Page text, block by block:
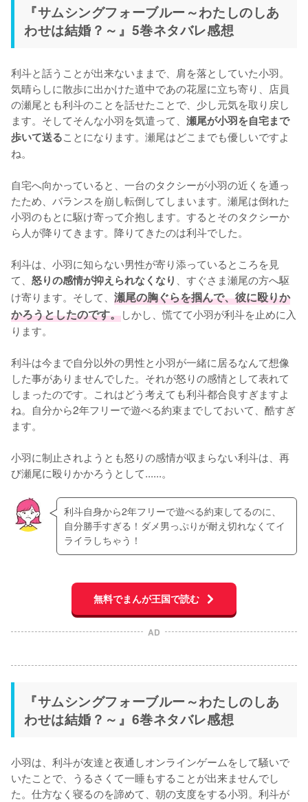
『サムシングフォーブルー～わたしのしあ
わせは結婚？～』5巻ネタバレ感想
利斗と話うことが出来ないままで、肩を落としていた小羽。
気晴らしに散歩に出かけた道中であの花屋に立ち寄り、店員
の瀬尾とも利斗のことを話せたことで、少し元気を取り戻し
ます。そしてそんな小羽を気遣って、 瀬尾が小羽を自宅まで
歩いて送ることになります。瀬尾はどこまでも優しいですよ
ね。
自宅へ向かっていると、一台のタクシーが小羽の近くを通っ
たため、バランスを崩し転倒してしまいます。瀬尾は倒れた
小羽のもとに駆け寄って介抱します。するとそのタクシーか
ら人が降りてきます。降りてきたのは利斗でした。
利斗は、小羽に知らない男性が寄り添っているところを見
て、 怒りの感情が抑えられなくなり
、すぐさま瀬尾の方へ駆
け寄ります。そして、 瀬尾の胸ぐらを掴んで、彼に殴りか
かろうとしたのです。しかし、慌てて小羽が利斗を止めに入
ります。
利斗は今まで自分以外の男性と小羽が一緒に居るなんて想像
した事がありませんでした。それが怒りの感情として表れて
しまったのです。これはどう考えても利斗都合良すぎますよ
ね。自分から2年フリーで遊べる約束までしておいて、酷すぎ
ます。
小羽に制止されようとも怒りの感情が収まらない利斗は、再
び瀬尾に殴りかかろうとして......。
利斗自身から2年フリーで遊べる約束してるのに、
自分勝手すぎる！ダメ男っぷりが耐え切れなくてイ
ライラしちゃう！
無料でまんが王国で読む
AD
『サムシングフォーブルー～わたしのしあ
わせは結婚？～』6巻ネタバレ感想
小羽は、利斗が友達と夜通しオンラインゲームをして騒いで
いたことで、うるさくて一睡もすることが出来ませんでし
た。仕方なく寝るのを諦めて、朝の支度をする小羽。利斗が